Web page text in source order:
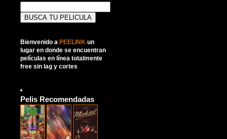
Bienvenido a PEELINK un
lugar en donde se encuentran
películas en línea totalmente
free sin lag y cortes
Pelis Recomendadas